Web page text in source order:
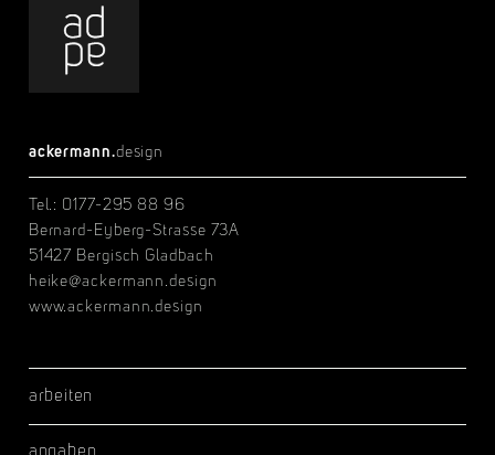
ackermann.design
Tel.: 0177-295 88 96
Bernard-Eyberg-Strasse 73A
51427 Bergisch Gladbach
heike@ackermann.design
www.ackermann.design
arbeiten